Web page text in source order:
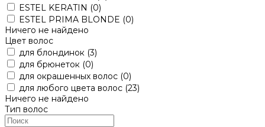
ESTEL KERATIN (0)
ESTEL PRIMA BLONDE (0)
Ничего не найдено
Цвет волос
для блондинок (3)
для брюнеток (0)
для окрашенных волос (0)
для любого цвета волос (23)
Ничего не найдено
Тип волос